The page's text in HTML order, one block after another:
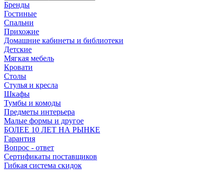
Бренды
Гостиные
Спальни
Прихожие
Домашние кабинеты и библиотеки
Детские
Мягкая мебель
Кровати
Столы
Стулья и кресла
Шкафы
Тумбы и комоды
Предметы интерьера
Малые формы и другое
БОЛЕЕ 10 ЛЕТ НА РЫНКЕ
Гарантия
Вопрос - ответ
Сертификаты поставщиков
Гибкая система скидок